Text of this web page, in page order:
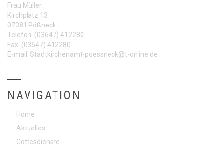
Frau Müller
Kirchplatz 13
07381 Pößneck
Telefon: (03647) 412280
Fax: (03647) 412280
E-mail: Stadtkirchenamt-poessneck@t-online.de
NAVIGATION
Home
Aktuelles
Gottesdienste